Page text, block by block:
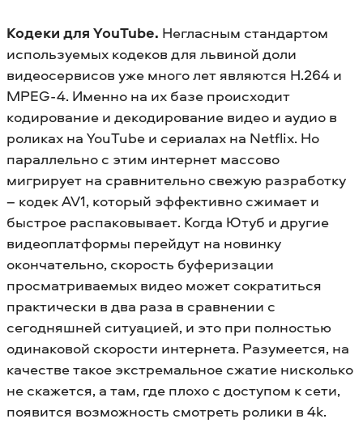
Кодеки для YouTube. Негласным стандартом
используемых кодеков для львиной доли
видеосервисов уже много лет являются H.264 и
MPEG-4. Именно на их базе происходит
кодирование и декодирование видео и аудио в
роликах на YouTube и сериалах на Netflix. Но
параллельно с этим интернет массово
мигрирует на сравнительно свежую разработку
– кодек AV1, который эффективно сжимает и
быстрое распаковывает. Когда Ютуб и другие
видеоплатформы перейдут на новинку
окончательно, скорость буферизации
просматриваемых видео может сократиться
практически в два раза в сравнении с
сегодняшней ситуацией, и это при полностью
одинаковой скорости интернета. Разумеется, на
качестве такое экстремальное сжатие нисколько
не скажется, а там, где плохо с доступом к сети,
появится возможность смотреть ролики в 4k.